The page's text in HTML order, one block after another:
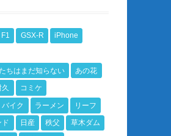
F1 GSX-R iPhone
ちはまだ知らない あの花
コミケ
バイク ラーメン リーフ
ド 日産 秩父 草木ダム